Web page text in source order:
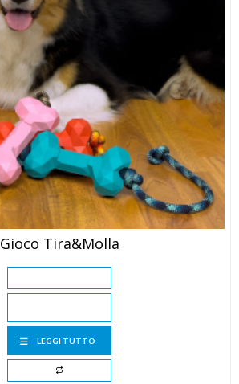
Gioco Tira&Molla
LEGGI TUTTO